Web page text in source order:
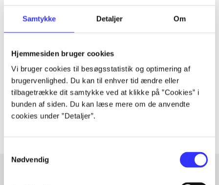
Samtykke Detaljer Om
Hjemmesiden bruger cookies
Vi bruger cookies til besøgsstatistik og optimering af
brugervenlighed. Du kan til enhver tid ændre eller
tilbagetrække dit samtykke ved at klikke på ”Cookies” i
bunden af siden. Du kan læse mere om de anvendte
cookies under ”Detaljer”.
Nødvendig
Artiklen er en del af
lorem ipsum dolor sit amet ...
Tidsskrift
Artiklerne i handler ofte om